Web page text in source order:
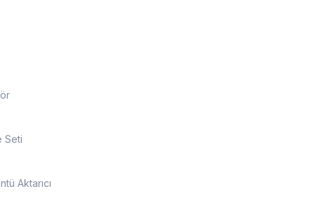
Seti
Aktarıcı